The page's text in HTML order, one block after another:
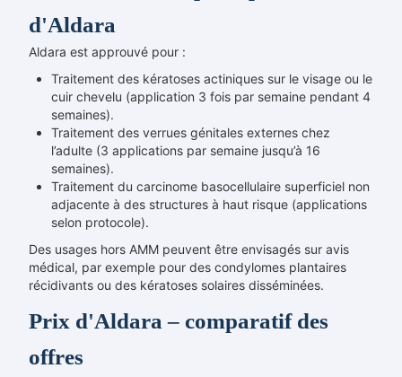
d'Aldara
Aldara est approuvé pour :
Traitement des kératoses actiniques sur le visage ou le
cuir chevelu (application 3 fois par semaine pendant 4
semaines).
Traitement des verrues génitales externes chez
l’adulte (3 applications par semaine jusqu’à 16
semaines).
Traitement du carcinome basocellulaire superficiel non
adjacente à des structures à haut risque (applications
selon protocole).
Des usages hors AMM peuvent être envisagés sur avis
médical, par exemple pour des condylomes plantaires
récidivants ou des kératoses solaires disséminées.
Prix d'Aldara – comparatif des
offres